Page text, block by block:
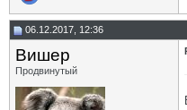
06.12.2017, 12:36
Вишер
Продвинутый